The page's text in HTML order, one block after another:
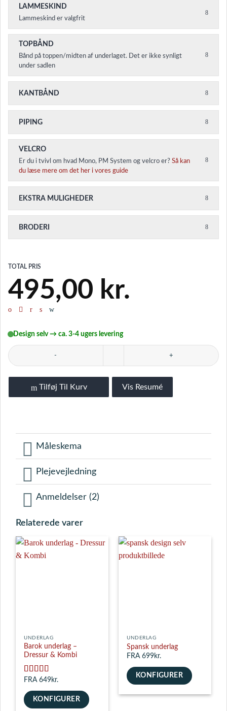
LAMMESKIND
Lammeskind er valgfrit
TOPBÅND
Bånd på toppen/midten af underlaget. Det er ikke synligt
under sadlen
KANTBÅND
PIPING
VELCRO
Er du i tvivl om hvad Mono, PM System og velcro er? Så kan
du læse mere om det her i vores guide
EKSTRA MULIGHEDER
BRODERI
TOTAL PRIS
495,00 kr.
Design selv → ca. 3-4 ugers levering
Eurofit underlag - DR, SP & Kombi antal
Tilføj Til Kurv Vis Resumé
Måleskema
Plejevejledning
Anmeldelser (2)
Relaterede varer
UNDERLAG
Barok underlag –
Dressur & Kombi
Vurderet5
ud af 5
FRA 649kr.
KONFIGURER
UNDERLAG
Spansk underlag
FRA 699kr.
KONFIGURER